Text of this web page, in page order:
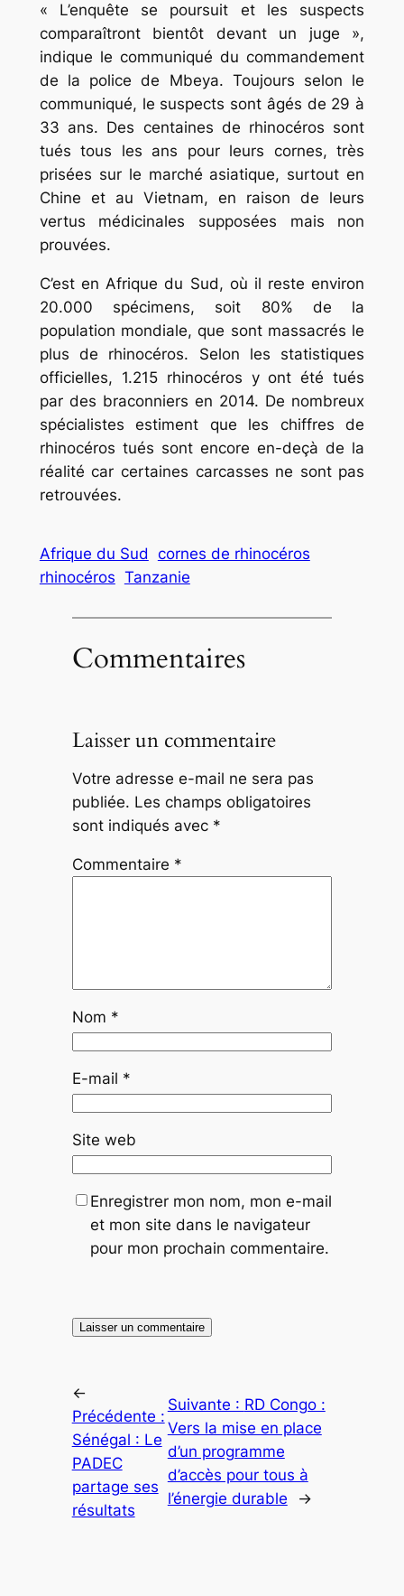
« L’enquête se poursuit et les suspects
comparaîtront bientôt devant un juge »,
indique le communiqué du commandement
de la police de Mbeya. Toujours selon le
communiqué, le suspects sont âgés de 29 à
33 ans. Des centaines de rhinocéros sont
tués tous les ans pour leurs cornes, très
prisées sur le marché asiatique, surtout en
Chine et au Vietnam, en raison de leurs
vertus médicinales supposées mais non
prouvées.
C’est en Afrique du Sud, où il reste environ
20.000 spécimens, soit 80% de la
population mondiale, que sont massacrés le
plus de rhinocéros. Selon les statistiques
officielles, 1.215 rhinocéros y ont été tués
par des braconniers en 2014. De nombreux
spécialistes estiment que les chiffres de
rhinocéros tués sont encore en-deçà de la
réalité car certaines carcasses ne sont pas
retrouvées.
Afrique du Sud cornes de rhinocéros
rhinocéros Tanzanie
Commentaires
Laisser un commentaire
Votre adresse e-mail ne sera pas
publiée. Les champs obligatoires
sont indiqués avec *
Commentaire *
Nom *
E-mail *
Site web
Enregistrer mon nom, mon e-mail
et mon site dans le navigateur
pour mon prochain commentaire.
←
Précédente :
Sénégal : Le
PADEC
partage ses
résultats
Suivante : RD Congo :
Vers la mise en place
d’un programme
d’accès pour tous à
l’énergie durable
→